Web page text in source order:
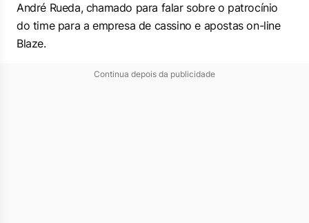
André Rueda, chamado para falar sobre o patrocínio
do time para a empresa de cassino e apostas on-line
Blaze.
Continua depois da publicidade